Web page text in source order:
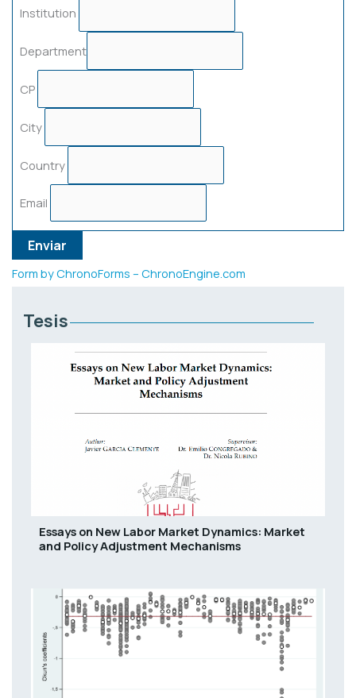
Institution
Department
CP
City
Country
Email
Enviar
Form by ChronoForms – ChronoEngine.com
Tesis
Essays on New Labor Market Dynamics: Market
and Policy Adjustment Mechanisms